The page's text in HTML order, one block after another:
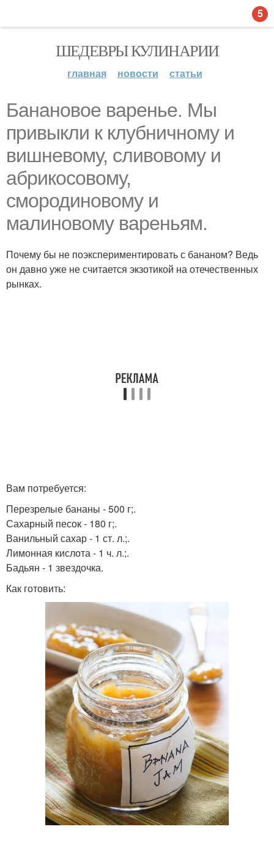
ШЕДЕВРЫ КУЛИНАРИИ
главная новости статьи
Банановое варенье. Мы
привыкли к клубничному и
вишневому, сливовому и
абрикосовому,
смородиновому и
малиновому вареньям.
Почему бы не поэкспериментировать с бананом? Ведь
он давно уже не считается экзотикой на отечественных
рынках.
Вам потребуется:
Перезрелые бананы - 500 г;.
Сахарный песок - 180 г;.
Ванильный сахар - 1 ст. л.;.
Лимонная кислота - 1 ч. л.;.
Бадьян - 1 звездочка.
Как готовить:
5